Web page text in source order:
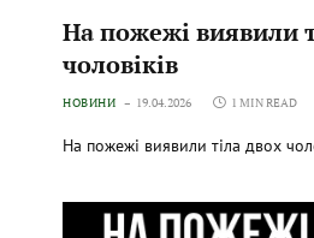
На пожежі виявили
чоловіків
НОВИНИ 19.04.2026 1 MIN READ
На пожежі виявили тіла двох